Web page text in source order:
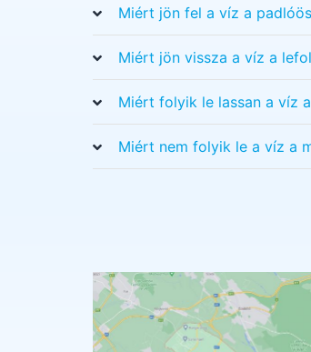
Miért jön fel a víz a
Miért jön vissza a víz a
Miért folyik le lassan a víz a
Miért nem folyik le a víz a